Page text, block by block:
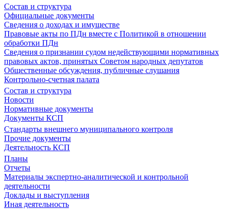
Состав и структура
Официальные документы
Сведения о доходах и имуществе
Правовые акты по ПДн вместе с Политикой в отношении
обработки ПДн
Сведения о признании судом недействующими нормативных
правовых актов, принятых Советом народных депутатов
Общественные обсуждения, публичные слушания
Контрольно-счетная палата
Состав и структура
Новости
Нормативные документы
Документы КСП
Стандарты внешнего муниципального контроля
Прочие документы
Деятельность КСП
Планы
Отчеты
Материалы экспертно-аналитической и контрольной
деятельности
Доклады и выступления
Иная деятельность